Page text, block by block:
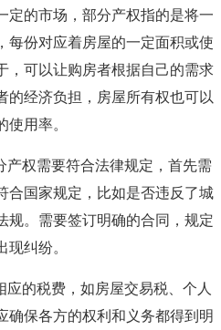
定的市场，部分产权指的是将一
每份对应着房屋的一定面积或使
，可以让购房者根据自己的需求
的经济负担，房屋所有权也可以
用率。
产权需要符合法律规定，首先需
合国家规定，比如是否违反了城
规。需要签订明确的合同，规定
纠纷。
的税费，如房屋交易税、个人
确保各方的权利和义务都得到明